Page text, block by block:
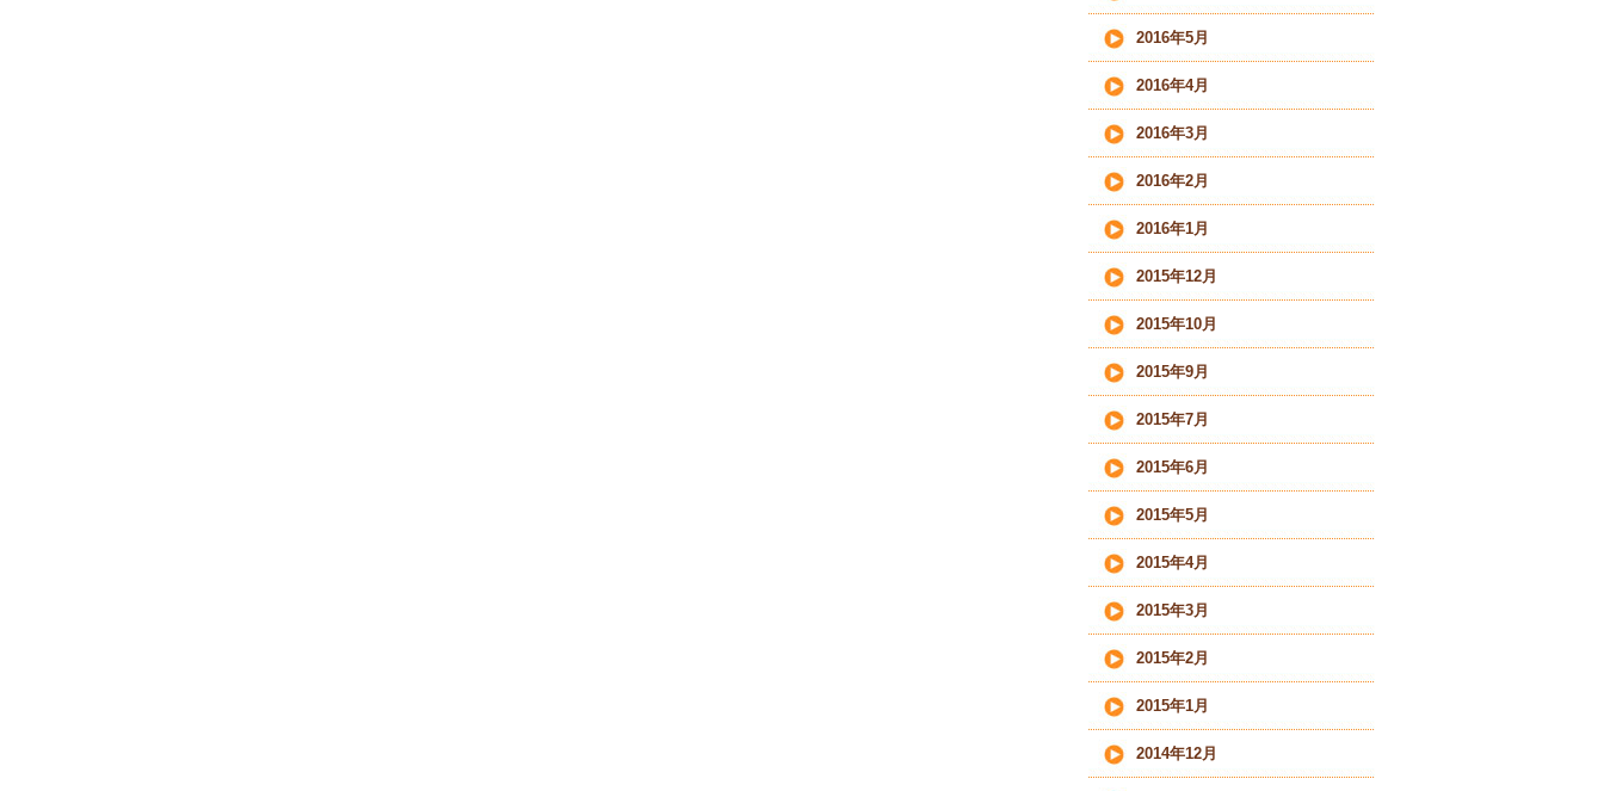
2016年5月
2016年4月
2016年3月
2016年2月
2016年1月
2015年12月
2015年10月
2015年9月
2015年7月
2015年6月
2015年5月
2015年4月
2015年3月
2015年2月
2015年1月
2014年12月